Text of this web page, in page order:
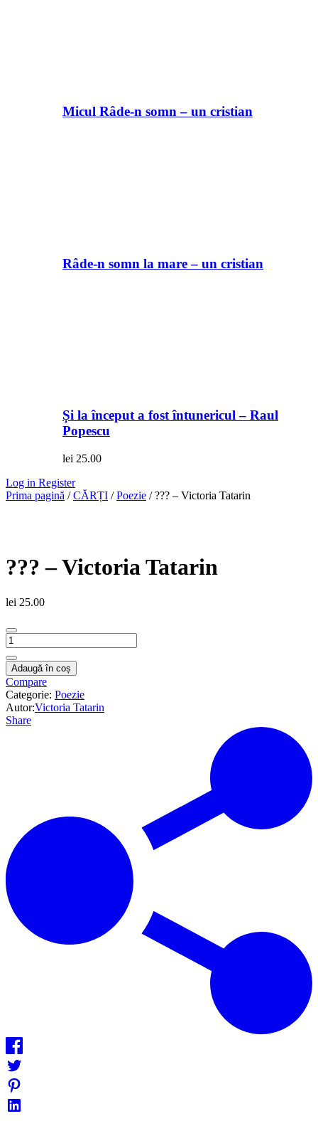
Micul Râde-n somn – un cristian
Râde-n somn la mare – un cristian
Și la început a fost întunericul – Raul
Popescu
lei 25.00
Log in Register
Prima pagină /CĂRȚI /Poezie / ??? – Victoria Tatarin
??? – Victoria Tatarin
lei 25.00
Cantitate
???
-
Victoria
Tatarin
Adaugă în coș
Compare
Categorie: Poezie
Autor:Victoria Tatarin
Share